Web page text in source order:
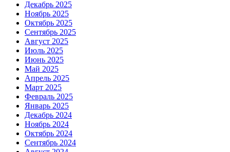
Декабрь 2025
Ноябрь 2025
Октябрь 2025
Сентябрь 2025
Август 2025
Июль 2025
Июнь 2025
Май 2025
Апрель 2025
Март 2025
Февраль 2025
Январь 2025
Декабрь 2024
Ноябрь 2024
Октябрь 2024
Сентябрь 2024